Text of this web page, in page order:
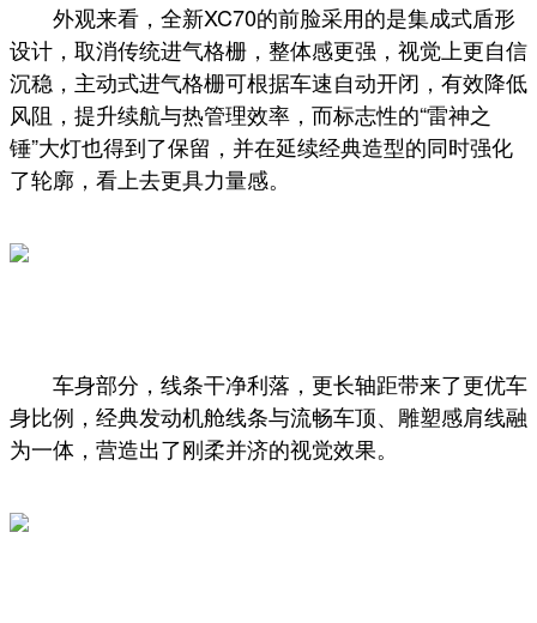
外观来看，全新XC70的前脸采用的是集成式盾形
设计，取消传统进气格栅，整体感更强，视觉上更自信
沉稳，主动式进气格栅可根据车速自动开闭，有效降低
风阻，提升续航与热管理效率，而标志性的“雷神之
锤”大灯也得到了保留，并在延续经典造型的同时强化
了轮廓，看上去更具力量感。
车身部分，线条干净利落，更长轴距带来了更优车
身比例，经典发动机舱线条与流畅车顶、雕塑感肩线融
为一体，营造出了刚柔并济的视觉效果。